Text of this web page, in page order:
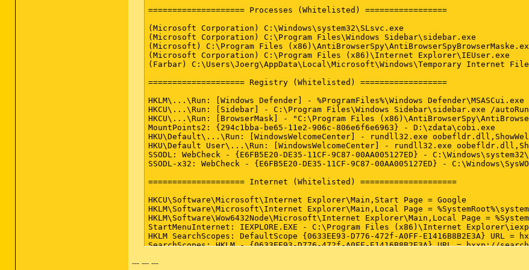
Service:
Problem: : The drivers for this device are not installed. (Code 28)
Resolution: To install the drivers for this device, click "Update Driver",
==================== Event log errors: =========================
Application errors:
==================
Error: (07/04/2013 10:17:53 PM) (Source: VSS) (User: )
Description: Volumeschattenkopie-Dienstfehler: Beim Abfragen nach der
Die Ursache hierfür ist oft eine falsche Sicherheitseinstellung im Schreib-
Vorgang:
Generatordaten werden gesammelt
Generatorklassen-ID: {e8132975-6f93-4464-a53e-1050253ae220}
Generatorname: System Writer
Generatorinstanz-ID: {ab955d4f-4a73-43f7-9525-8cbcb922a21b}
Error: (05/31/2013 07:58:24 PM) (Source: VSS) (User: )
Description: Volumeschattenkopie-Dienstfehler: Beim Abfragen nach der
Die Ursache hierfür ist oft eine falsche Sicherheitseinstellung im Schreib-
HKU\Default\...\Run: [WindowsWelcomeCenter] rundll32.exe
HKU\Default User\...\Run: [WindowsWelcomeCenter] rundll32.exe
SSODL: WebCheck - {E6FB5E20-DE35-11CF-9C87-00AA005127ED} -
SSODL-x32: WebCheck - {E6FB5E20-DE35-11CF-9C87-00AA005127ED} -
==================== Internet (Whitelisted) ====================
HKCU\Software\Microsoft\Internet Explorer\Main,Start Page = hxxp://
HKLM\Software\Microsoft\Internet Explorer\Main,Local Page =
HKLM\Software\Wow6432Node\Microsoft\Internet Explorer\Main,Local Page =
HKLM SearchScopes: DefaultScope {0633EE93-D776-472f-A0FF-E1416B8B2E3A}
SearchScopes: HKLM - {0633EE93-D776-472f-A0FF-E1416B8B2E3A} URL =
HKLM-x32 SearchScopes: DefaultScope {0633EE93-D776-472f-A0FF-
SearchScopes: HKLM-x32 - {0633EE93-D776-472f-A0FF-E1416B8B2E3A} URL =
HKCU SearchScopes: DefaultScope {0633EE93-D776-472f-A0FF-E1416B8B2E3A}
SearchScopes: HKCU - {0633EE93-D776-472f-A0FF-E1416B8B2E3A} URL =
DPF: HKLM-x32 {D27CDB6E-AE6D-11CF-96B8-444553540000} hxxp://
Hosts: There are more than one entry in Hosts. See Hosts section of
Tcpip\Parameters: [DhcpNameServer] 192.168.2.1
==================== Services (Whitelisted) =================
==================== Drivers (Whitelisted) ====================
S4 blbdrive; \SystemRoot\system32\drivers\blbdrive.sys [x]
S3 IpInIp; system32\DRIVERS\ipinip.sys [x]
==================== Processes (Whitelisted) =================
(Microsoft Corporation) C:\Windows\system32\SLsvc.exe
(Microsoft Corporation) C:\Program Files\Windows Sidebar\sidebar.exe
(Microsoft) C:\Program Files
(Microsoft Corporation) C:\Program Files (x86)\Internet Explorer\IEUser.exe
(Farbar) C:\Users\Joerg\AppData\Local\Microsoft\Windows\Temporary Internet
==================== Registry (Whitelisted) ==================
HKLM\...\Run: [Windows Defender] - %ProgramFiles%\Windows
HKCU\...\Run: [Sidebar] - C:\Program Files\Windows Sidebar\sidebar.exe /
HKCU\...\Run: [BrowserMask] - "C:\Program Files
MountPoints2: {294c1bba-be65-11e2-906c-806e6f6e6963} - D:\zdata\cobi.exe
HKU\Default\...\Run: [WindowsWelcomeCenter] - rundll32.exe
HKU\Default User\...\Run: [WindowsWelcomeCenter] - rundll32.exe
SSODL: WebCheck - {E6FB5E20-DE35-11CF-9C87-00AA005127ED} -
SSODL-x32: WebCheck - {E6FB5E20-DE35-11CF-9C87-00AA005127ED} -
==================== Internet (Whitelisted) ====================
HKCU\Software\Microsoft\Internet Explorer\Main,Start Page = Google
HKLM\Software\Microsoft\Internet Explorer\Main,Local Page =
HKLM\Software\Wow6432Node\Microsoft\Internet Explorer\Main,Local Page =
StartMenuInternet: IEXPLORE.EXE - C:\Program Files (x86)\Internet
HKLM SearchScopes: DefaultScope {0633EE93-D776-472f-A0FF-E1416B8B2E3A}
SearchScopes: HKLM - {0633EE93-D776-472f-A0FF-E1416B8B2E3A} URL = hxxp://
SearchScopes: HKLM-x32 - {0633EE93-D776-472f-A0FF-E1416B8B2E3A} URL =
--- --- ---